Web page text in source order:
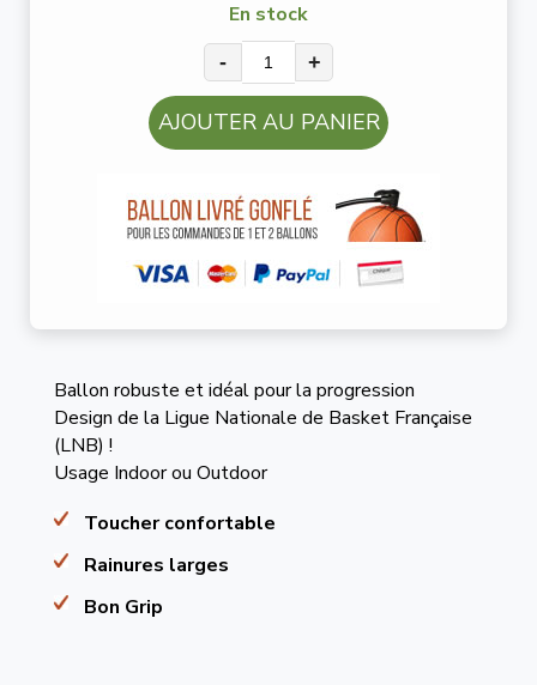
En stock
- +
AJOUTER AU PANIER
Ballon robuste et idéal pour la progression
Design de la Ligue Nationale de Basket Française
(LNB) !
Usage Indoor ou Outdoor
Toucher confortable
Rainures larges
Bon Grip